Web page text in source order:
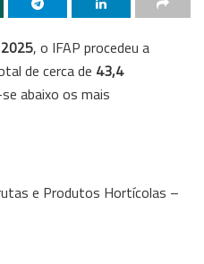
, o IFAP procedeu a
de cerca de 43,4
abaixo os mais
e Produtos Hortícolas –